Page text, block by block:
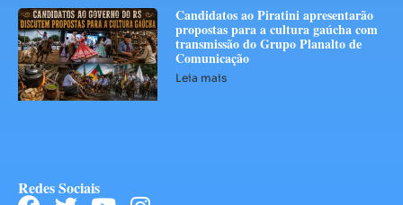
Candidatos ao Piratini apresentarão
propostas para a cultura gaúcha com
transmissão do Grupo Planalto de
Comunicação
Leia mais
Redes Sociais